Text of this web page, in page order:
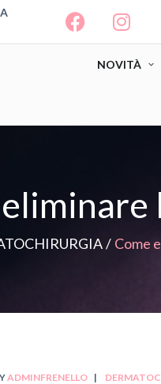
NOVITÀ
/ Come
ADMINFRENELLO